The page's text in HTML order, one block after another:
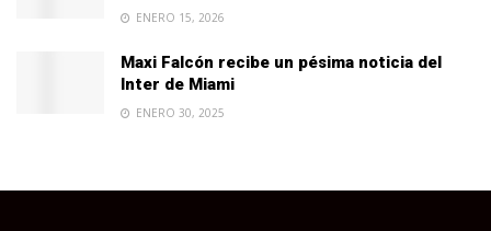
ENERO 15, 2026
Maxi Falcón recibe un pésima noticia del
Inter de Miami
ENERO 30, 2025